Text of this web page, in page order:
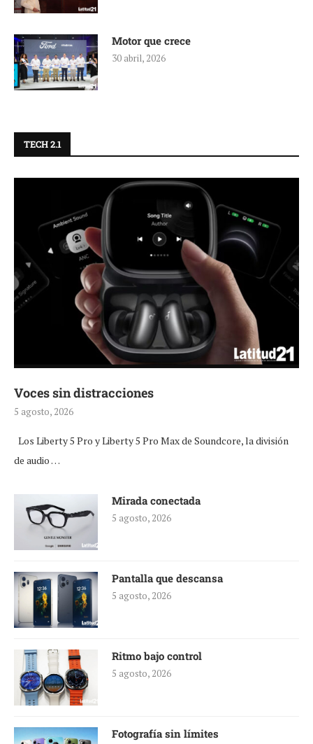
Motor que crece
30 abril, 2026
TECH 2.1
Voces sin distracciones
5 agosto, 2026
Los Liberty 5 Pro y Liberty 5 Pro Max de Soundcore, la división
de audio …
Mirada conectada
5 agosto, 2026
Pantalla que descansa
5 agosto, 2026
Ritmo bajo control
5 agosto, 2026
Fotografía sin límites